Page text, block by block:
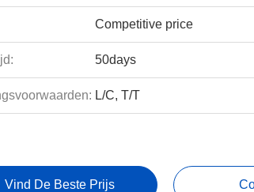
Competitive price
50days
L/C, T/T
Vind De Beste Prijs